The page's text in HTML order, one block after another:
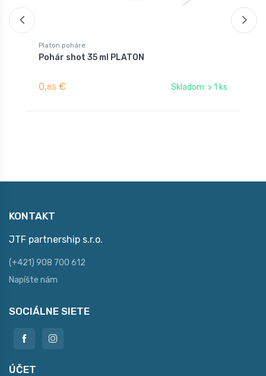
Platon poháre
Pohár shot 35 ml PLATON
0,85 € Skladom: > 1 ks
KONTAKT
JTF partnership s.r.o.
(+421) 908 700 612
Napíšte nám
SOCIÁLNE SIETE
ÚČET